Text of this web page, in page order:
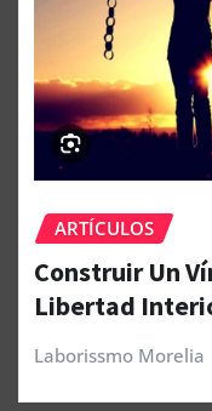
ARTÍCULOS
Construir Un
Libertad
Laborissmo Morelia